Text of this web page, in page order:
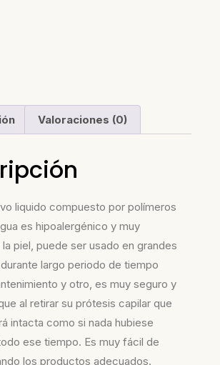
Valoraciones (0)
liquido compuesto por polímeros
es hipoalergénico y muy
piel, puede ser usado en grandes
largo periodo de tiempo
y otro, es muy seguro y
al retirar su prótesis capilar que
intacta como si nada hubiese
ese tiempo. Es muy fácil de
los productos adecuados.